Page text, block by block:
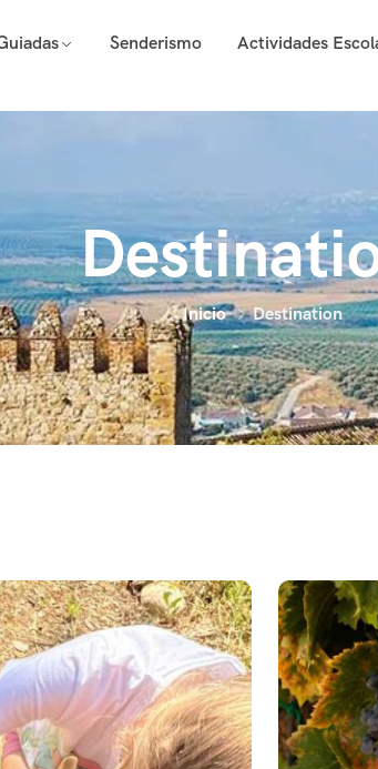
Senderismo Actividades
Inicio Destination